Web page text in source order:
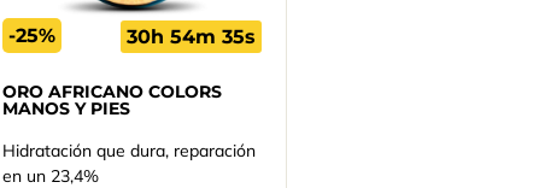
-25% 30h 54m 34s
ORO AFRICANO COLORS
MANOS Y PIES
Hidratación que dura, reparación
en un 23,4%